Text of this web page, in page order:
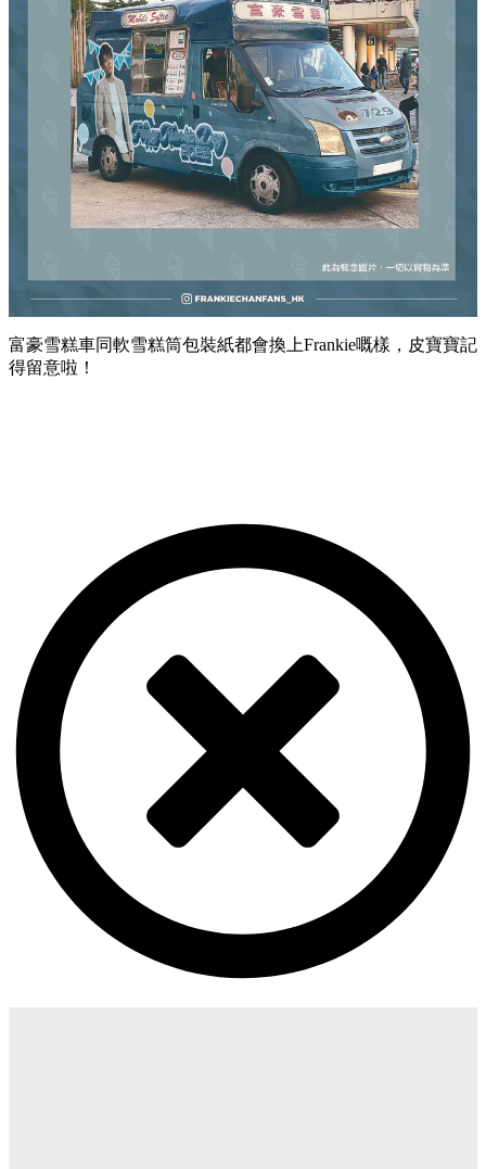
富豪雪糕車同軟雪糕筒包裝紙都會換上Frankie嘅樣，皮寶寶記
得留意啦！